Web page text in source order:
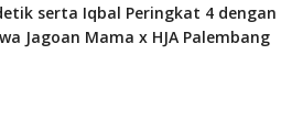
serta Iqbal Peringkat 4
Jagoan Mama x HJA Palembang